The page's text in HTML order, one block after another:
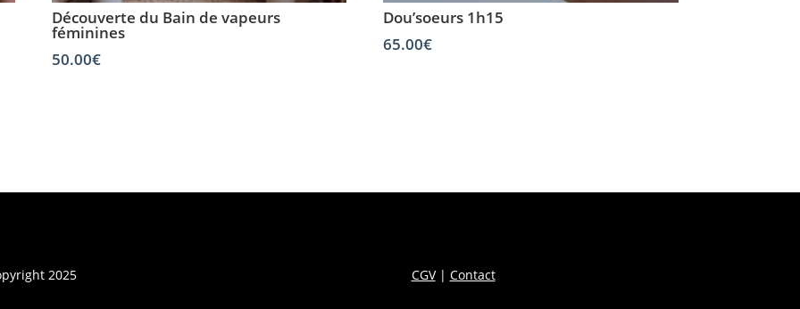
Découverte du Bain de vapeurs
féminines
50.00€
Dou’soeurs 1h15
65.00€
2025 CGV| Contact